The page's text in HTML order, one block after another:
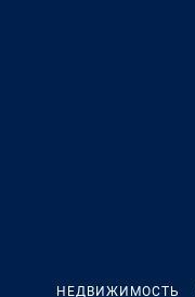
НЕДВИЖИМОСТЬ